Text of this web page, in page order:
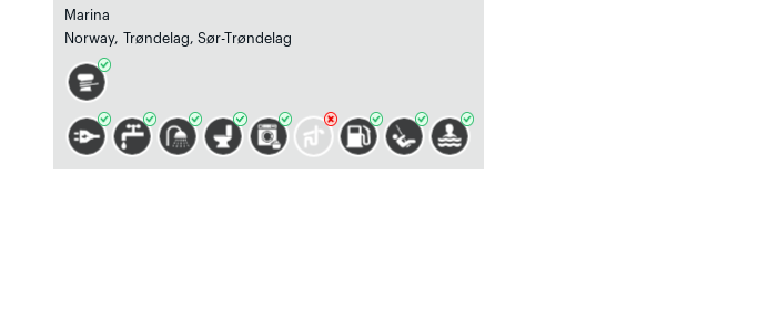
Marina
Norway, Trøndelag, Sør-Trøndelag